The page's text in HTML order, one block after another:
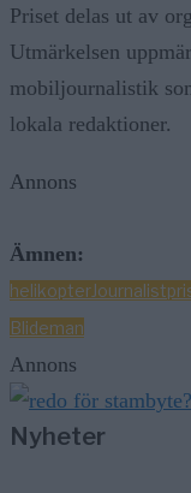
Priset delas ut av
Utmärkelsen
mobiljournalistik
lokala redaktioner.
Annons
Ämnen:
helikopter
Blideman
Annons
Nyheter